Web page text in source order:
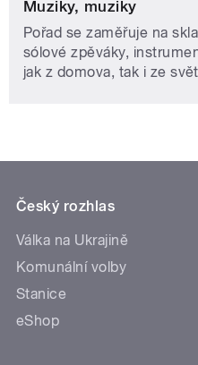
Muziky, muziky
Pořad se zaměřuje na
sólové zpěváky,
jak z domova, tak i ze
Český rozhlas
Válka na Ukrajině
Komunální volby
Stanice
eShop